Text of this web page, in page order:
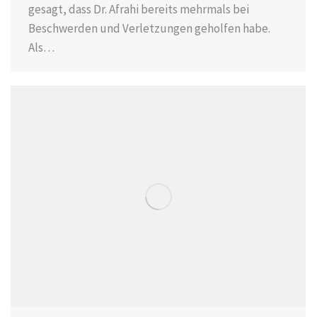
gesagt, dass Dr. Afrahi bereits mehrmals bei
Beschwerden und Verletzungen geholfen habe.
Als…